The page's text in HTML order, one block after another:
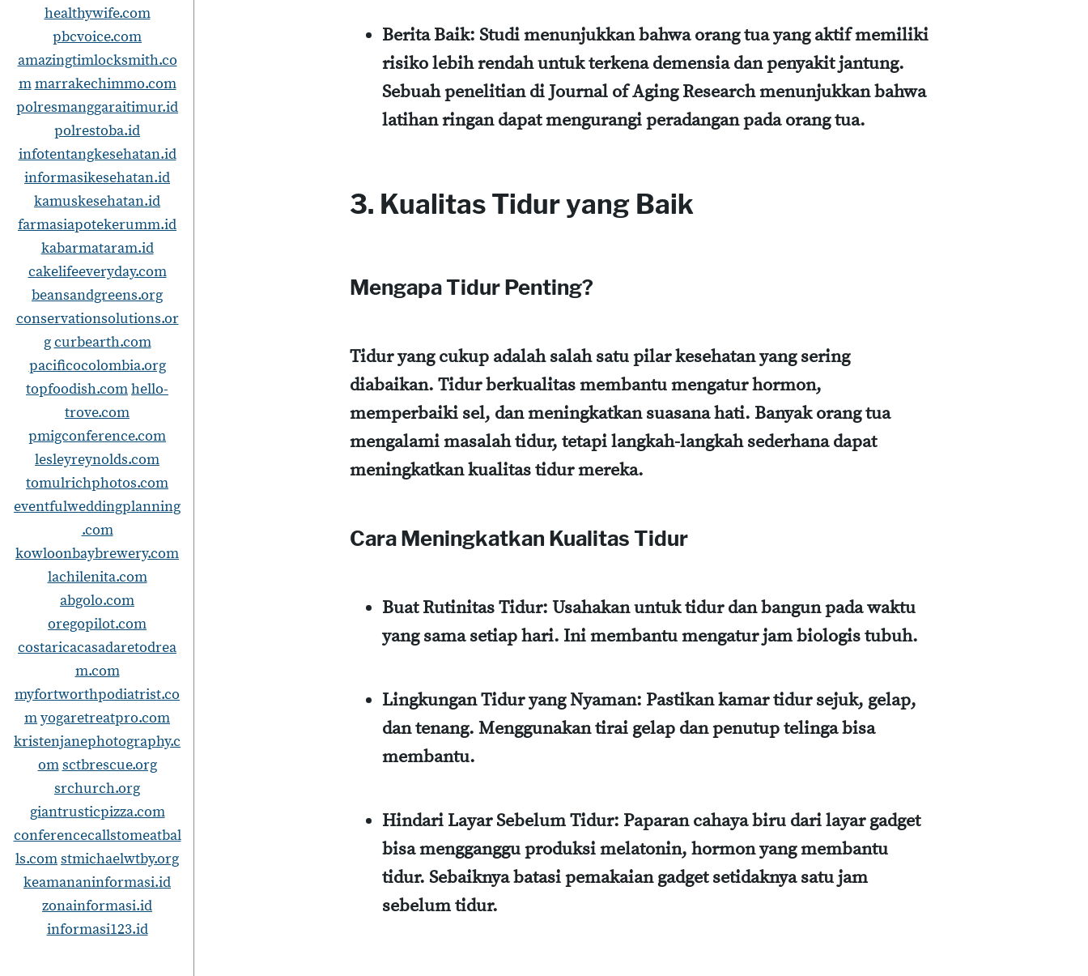
healthywife.com
pbcvoice.com
amazingtimlocksmith.co
mmarrakechimmo.com
polresmanggaraitimur.id
polrestoba.id
infotentangkesehatan.id
informasikesehatan.id
kamuskesehatan.id
farmasiapotekerumm.id
kabarmataram.id
cakelifeeveryday.com
beansandgreens.org
conservationsolutions.or
gcurbearth.com
pacificocolombia.org
topfoodish.comhello-
trove.com
pmigconference.com
lesleyreynolds.com
tomulrichphotos.com
eventfulweddingplanning
.com
kowloonbaybrewery.com
lachilenita.com
abgolo.com
oregopilot.com
costaricacasadaretodrea
m.com
myfortworthpodiatrist.co
myogaretreatpro.com
kristenjanephotography.c
omsctbrescue.org
srchurch.org
giantrusticpizza.com
conferencecallstomeatbal
ls.comstmichaelwtby.org
keamananinformasi.id
zonainformasi.id
informasi123.id
Berita Baik: Studi menunjukkan bahwa orang tua yang aktif memiliki
risiko lebih rendah untuk terkena demensia dan penyakit jantung.
Sebuah penelitian di Journal of Aging Research menunjukkan bahwa
latihan ringan dapat mengurangi peradangan pada orang tua.
3. Kualitas Tidur yang Baik
Mengapa Tidur Penting?
Tidur yang cukup adalah salah satu pilar kesehatan yang sering
diabaikan. Tidur berkualitas membantu mengatur hormon,
memperbaiki sel, dan meningkatkan suasana hati. Banyak orang tua
mengalami masalah tidur, tetapi langkah-langkah sederhana dapat
meningkatkan kualitas tidur mereka.
Cara Meningkatkan Kualitas Tidur
Buat Rutinitas Tidur: Usahakan untuk tidur dan bangun pada waktu
yang sama setiap hari. Ini membantu mengatur jam biologis tubuh.
Lingkungan Tidur yang Nyaman: Pastikan kamar tidur sejuk, gelap,
dan tenang. Menggunakan tirai gelap dan penutup telinga bisa
membantu.
Hindari Layar Sebelum Tidur: Paparan cahaya biru dari layar gadget
bisa mengganggu produksi melatonin, hormon yang membantu
tidur. Sebaiknya batasi pemakaian gadget setidaknya satu jam
sebelum tidur.